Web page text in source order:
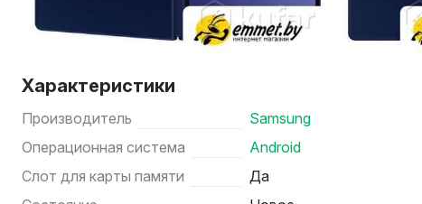
Характеристики
Производитель
Samsung
Операционная система
Android
Слот для карты памяти
Да